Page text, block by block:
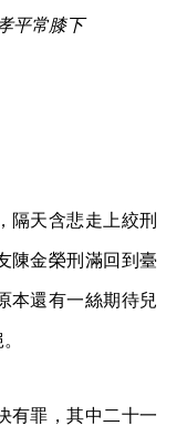
平常膝下
隔天含悲走上絞刑
陳金榮刑滿回到臺
本還有一絲期待兒
有罪，其中二十一